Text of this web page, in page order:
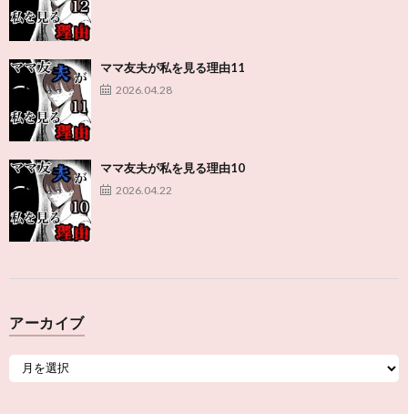
ママ友夫が私を見る理由11
2026.04.28
ママ友夫が私を見る理由10
2026.04.22
アーカイブ